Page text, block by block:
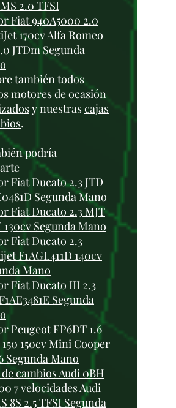
2.0 TFSI
Fiat 940A5000 2.0
170cv Alfa Romeo
JTDm Segunda
también todos
motores de ocasión
y nuestrascajas
.
podría
Fiat Ducato 2.3 JTD
Segunda Mano
Fiat Ducato 2.3 MJT
130cv Segunda Mano
Fiat Ducato 2.3
F1AGL411D 140cv
Mano
Fiat Ducato III 2.3
Segunda
Peugeot EP6DT 1.6
150cv Mini Cooper
Segunda Mano
de cambios Audi 0BH
7 velocidades Audi
8S 2.5 TFSI Segunda